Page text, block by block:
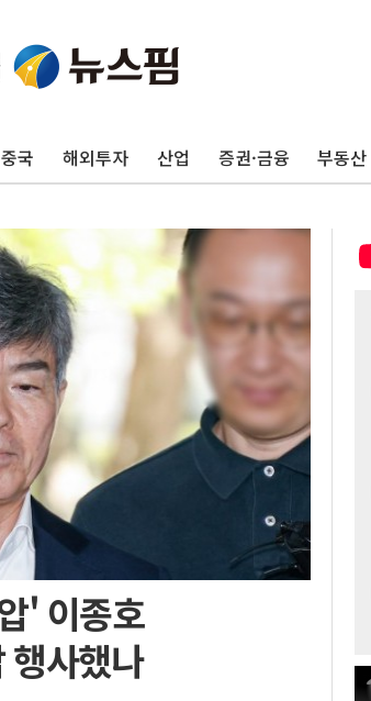
국 해외투자 산업 증권·금융 부동산
' 이종호
사했나